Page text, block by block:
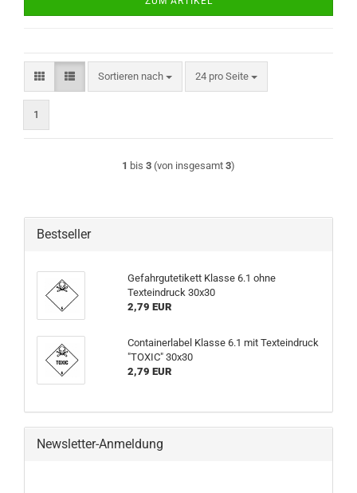
Sortieren nach
Sortieren nach 24 pro Seite
pro Seite
1
1 bis 3 (von insgesamt 3)
Bestseller
Gefahrgutetikett Klasse 6.1 ohne
Texteindruck 30x30
2,79 EUR
Containerlabel Klasse 6.1 mit Texteindruck
"TOXIC" 30x30
2,79 EUR
Newsletter-Anmeldung